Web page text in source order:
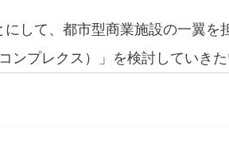
して、都市型商業施設の一翼を
ンプレクス）」を検討していきた